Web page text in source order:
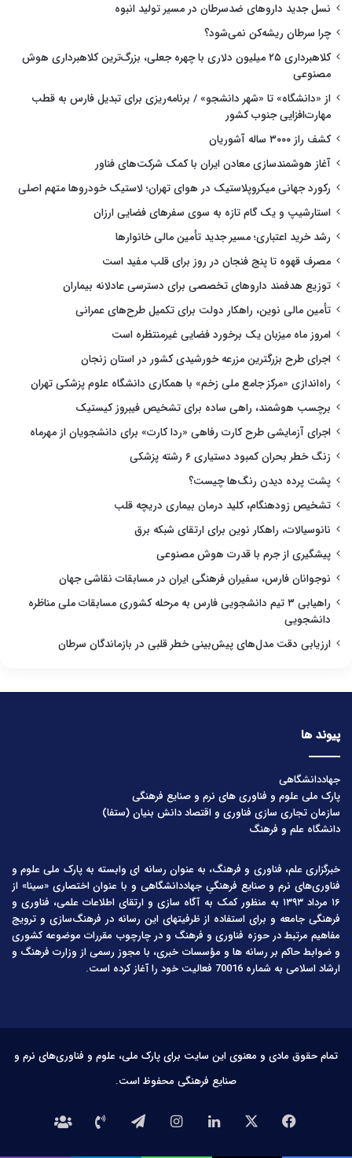
نسل جدید داروهای ضدسرطان در مسیر تولید انبوه
چرا سرطان ریشه‌کن نمی‌شود؟
کلاهبرداری ۲۵ میلیون دلاری با چهره جعلی، بزرگ‌ترین کلاهبرداری هوش
مصنوعی
از «دانشگاه» تا «شهر دانشجو» / برنامه‌ریزی برای تبدیل فارس به قطب
مهارت‌افزایی جنوب کشور
کشف راز ۳۰۰۰ ساله آشوریان
آغاز هوشمندسازی معادن ایران با کمک شرکت‌های فناور
رکورد جهانی میکروپلاستیک در هوای تهران؛ لاستیک خودروها متهم اصلی
استارشیپ و یک گام تازه به سوی سفرهای فضایی ارزان
رشد خرید اعتباری؛ مسیر جدید تأمین مالی خانوارها
مصرف قهوه تا پنج فنجان در روز برای قلب مفید است
توزیع هدفمند داروهای تخصصی برای دسترسی عادلانه بیماران
تأمین مالی نوین، راهکار دولت برای تکمیل طرح‌های عمرانی
امروز ماه میزبان یک برخورد فضایی غیرمنتظره است
اجرای طرح بزرگترین مزرعه خورشیدی کشور در استان زنجان
راه‌اندازی «مرکز جامع ملی زخم» با همکاری دانشگاه علوم پزشکی تهران
برچسب هوشمند، راهی ساده برای تشخیص فیبروز کیستیک
اجرای آزمایشی طرح کارت رفاهی «ردا کارت» برای دانشجویان از مهرماه
زنگ خطر بحران کمبود دستیاری ۶ رشته پزشکی
پشت پرده دیدن رنگ‌ها چیست؟
تشخیص زودهنگام، کلید درمان بیماری دریچه قلب
نانوسیالات، راهکار نوین برای ارتقای شبکه برق
پیشگیری از جرم با قدرت هوش مصنوعی
نوجوانان فارس، سفیران فرهنگی ایران در مسابقات نقاشی جهان
راهیابی ۳ تیم دانشجویی فارس به مرحله کشوری مسابقات ملی مناظره
دانشجویی
ارزیابی دقت مدل‌های پیش‌بینی خطر قلبی در بازماندگان سرطان
پیوند ها
جهاددانشگاهی
پارک ملی علوم و فناوری های نرم و صنایع فرهنگی
سازمان تجاری سازی فناوری و اقتصاد دانش بنیان (ستفا)
دانشگاه علم و فرهنگ
خبرگزاری علم، فناوری و فرهنگ، به عنوان رسانه ای وابسته به پارک ملی علوم و
فناوری‌های نرم و صنایع فرهنگیِ جهاددانشگاهی و با عنوان اختصاری «سینا» از
۱۶ مرداد ۱۳۹۳ به منظور کمک به آگاه سازی و ارتقای اطلاعات علمی، فناوری و
فرهنگی جامعه و برای استفاده از ظرفیتهای این رسانه در فرهنگ‌سازی و ترویج
مفاهیم مرتبط در حوزه فناوری و فرهنگ و در چارچوب مقررات موضوعه کشوری
و ضوابط حاکم بر رسانه ها و مؤسسات خبری، با مجوز رسمی از وزارت فرهنگ و
ارشاد اسلامی به شماره 70016 فعالیت خود را آغاز کرده است.
تمام حقوق مادی و معنوی این سایت برای پارک ملی، علوم و فناوری‌های نرم و
صنایع فرهنگی محفوظ است.
فیس
لینکدیناینستاگرامتلگرامتماس درباره